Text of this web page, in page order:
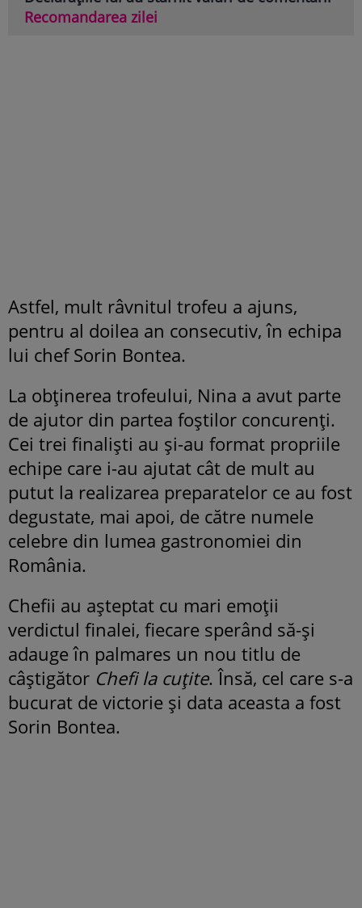
Recomandarea zilei
Astfel, mult râvnitul trofeu a ajuns,
pentru al doilea an consecutiv, în echipa
lui chef Sorin Bontea.
La obținerea trofeului, Nina a avut parte
de ajutor din partea foștilor concurenți.
Cei trei finaliști au și-au format propriile
echipe care i-au ajutat cât de mult au
putut la realizarea preparatelor ce au fost
degustate, mai apoi, de către numele
celebre din lumea gastronomiei din
România.
Chefii au așteptat cu mari emoții
verdictul finalei, fiecare sperând să-și
adauge în palmares un nou titlu de
câștigător Chefi la cuțite. Însă, cel care s-a
bucurat de victorie și data aceasta a fost
Sorin Bontea.